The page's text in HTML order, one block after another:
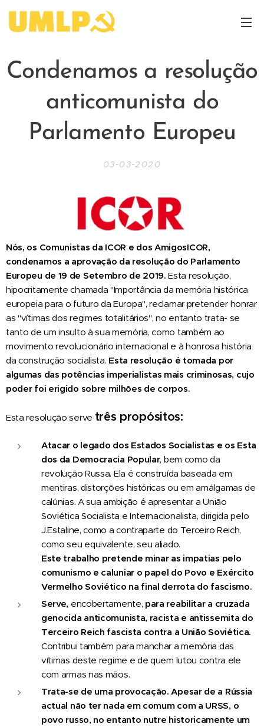
Condenamos a resolução
anticomunista do
Parlamento Europeu
03-03-2020
Nós, os Comunistas da ICOR e dos AmigosICOR,
condenamos a aprovação da resolução do Parlamento
Europeu de 19 de Setembro de 2019. Esta resolução,
hipocritamente chamada "Importância da memória histórica
europeia para o futuro da Europa", reclamar pretender honrar
as "vítimas dos regimes totalitários", no entanto trata- se
tanto de um insulto à sua memória, como também ao
movimento revolucionário internacional e à honrosa história
da construção socialista. Esta resolução é tomada por
algumas das potências imperialistas mais criminosas, cujo
poder foi erigido sobre milhões de corpos.
Esta resolução serve três propósitos:
Atacar o legado dos Estados Socialistas e os Esta
dos da Democracia Popular, bem como da
revolução Russa. Ela é construída baseada em
mentiras, distorções históricas ou em amálgamas de
calúnias. A sua ambição é apresentar a União
Soviética Socialista e Internacionalista, dirigida pelo
J.Estaline, como a contraparte do Terceiro Reich,
como seu equivalente, seu aliado.
Este trabalho pretende minar as impatias pelo
comunismo e caluniar o papel do Povo e Exército
Vermelho Soviético na final derrota do fascismo.
Serve, encobertamente, para reabilitar a cruzada
genocida anticomunista, racista e antissemita do
Terceiro Reich fascista contra a União Soviética.
Contribui também para manchar a memória das
vítimas deste regime e de quem lutou contra ele
com armas nas mãos.
Trata-se de uma provocação. Apesar de a Rússia
actual não ter nada em comum com a URSS, o
povo russo, no entanto nutre historicamente um